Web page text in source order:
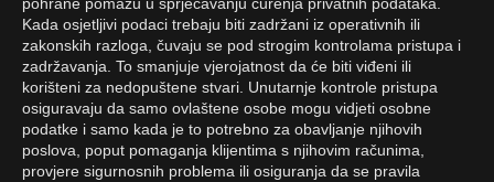
Kada osjetljivi podaci trebaju biti zadržani iz operativnih ili
zakonskih razloga, čuvaju se pod strogim kontrolama pristupa i
zadržavanja. To smanjuje vjerojatnost da će biti viđeni ili
korišteni za nedopuštene stvari. Unutarnje kontrole pristupa
osiguravaju da samo ovlaštene osobe mogu vidjeti osobne
podatke i samo kada je to potrebno za obavljanje njihovih
poslova, poput pomaganja klijentima s njihovim računima,
provjere sigurnosnih problema ili osiguranja da se pravila